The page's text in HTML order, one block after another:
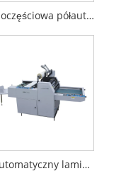
Jednoczęściowa półautomatyczna maszyna do laminowania
Półautomatyczny laminator maszynowy